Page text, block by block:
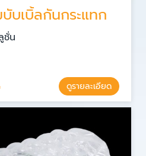
เบิ้ลกันกระแทก
ชั่น
ดูรายละเอียด